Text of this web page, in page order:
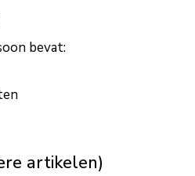
bevat:
artikelen)